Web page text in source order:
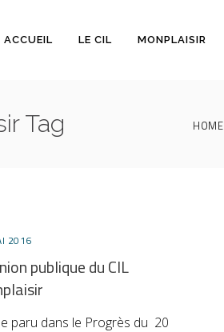
ACCUEIL LE CIL MONPLAISIR
Tag HOME
2016
publique du CIL
paru dans le Progrès du 20